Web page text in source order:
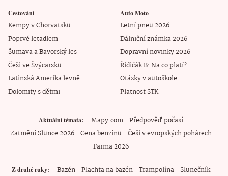
Cestování
Kempy v Chorvatsku
Poprvé letadlem
Šumava a Bavorský les
Češi ve Švýcarsku
Latinská Amerika levně
Dolomity s dětmi
Auto Moto
Letní pneu 2026
Dálniční známka 2026
Dopravní novinky 2026
Řidičák B: Na co platí?
Otázky v autoškole
Platnost STK
Aktuální témata Mapy.com Předpověď počasí
Zatmění Slunce 2026 Cena benzínu
Češi v evropských pohárech
Farma 2026
Z druhé ruky Bazén Plachta na bazén Trampolína
Slunečník